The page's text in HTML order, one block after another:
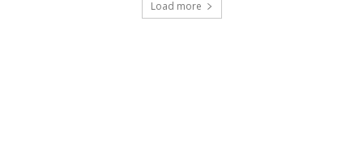
Load more